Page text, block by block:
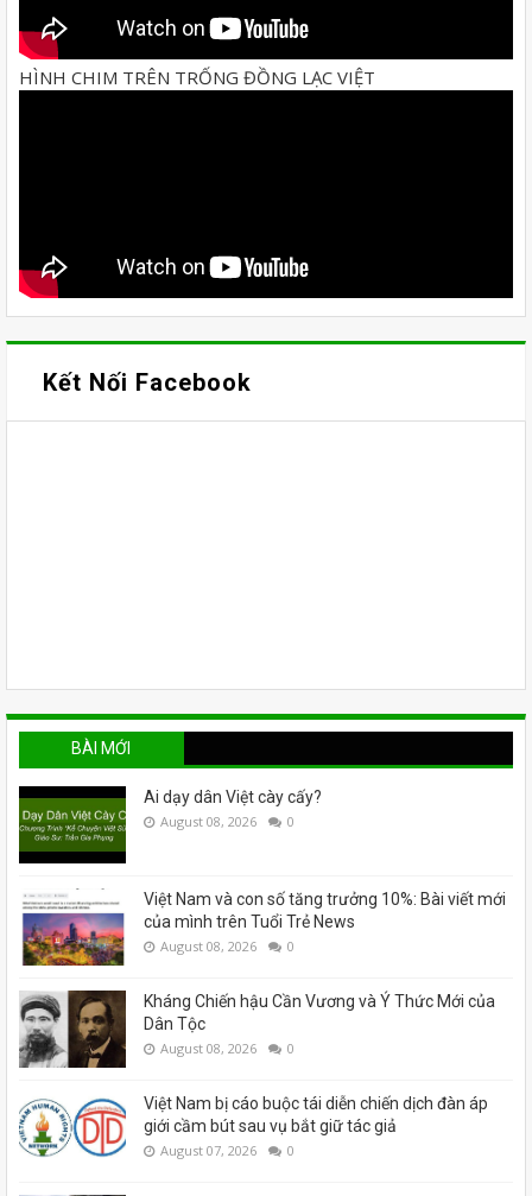
HÌNH CHIM TRÊN TRỐNG ĐỒNG LẠC VIỆT
Kết Nối Facebook
BÀI MỚI
Ai dạy dân Việt cày cấy?
August 08, 2026 0
Việt Nam và con số tăng trưởng 10%: Bài viết mới
của mình trên Tuổi Trẻ News
August 08, 2026 0
Kháng Chiến hậu Cần Vương và Ý Thức Mới của
Dân Tộc
August 08, 2026 0
Việt Nam bị cáo buộc tái diễn chiến dịch đàn áp
giới cầm bút sau vụ bắt giữ tác giả
August 07, 2026 0